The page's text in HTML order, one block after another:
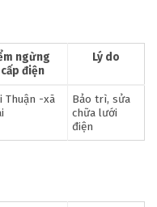
ngừng
điện
Lý do
Thuận -xã
Bảo trì, sửa
chữa lưới
điện